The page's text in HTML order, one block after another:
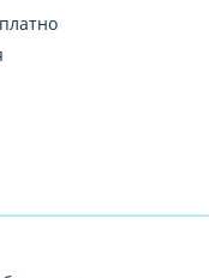
1
12 (на 20–1000 чел.)
питание)